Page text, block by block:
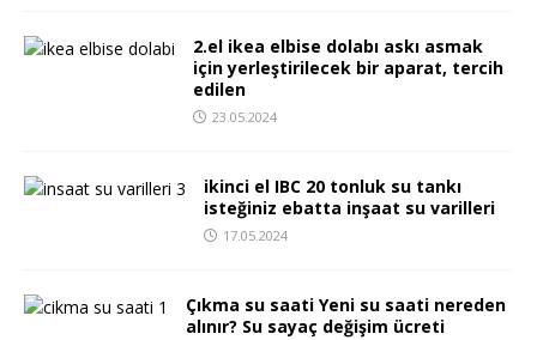
2.el ikea elbise dolabı askı asmak
için yerleştirilecek bir aparat, tercih
edilen
23.05.2024
ikinci el IBC 20 tonluk su tankı
isteğiniz ebatta inşaat su varilleri
17.05.2024
Çıkma su saati Yeni su saati nereden
alınır? Su sayaç değişim ücreti